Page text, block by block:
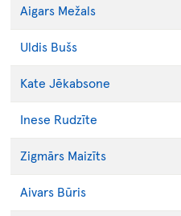
Aigars Mežals
Uldis Bušs
Kate Jēkabsone
Inese Rudzīte
Zigmārs Maizīts
Aivars Būris